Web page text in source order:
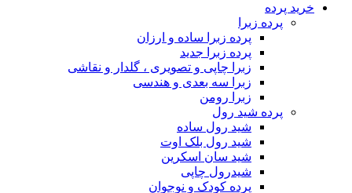
خرید پرده
پرده زبرا
پرده زبرا ساده و ارزان
پرده زبرا جدید
زبرا چاپی و تصویری ، گلدار و نقاشی
زبرا سه بعدی و هندسی
زبرا رومن
پرده شید رول
شید رول ساده
شید رول بلک اوت
شید سان اسکرین
شیدرول چاپی
پرده کودک و نوجوان